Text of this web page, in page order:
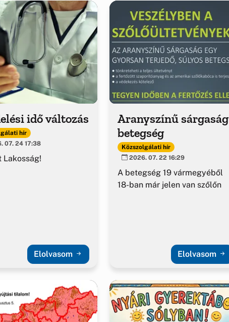
idő változás
hír
07. 24 17:38
Lakosság!
Elolvasom
Aranyszínű sárgaság
betegség
Közszolgálati hír
2026. 07. 22 16:29
A betegség 19 vármegyéből
18-ban már jelen van szőlőn
Elolvasom